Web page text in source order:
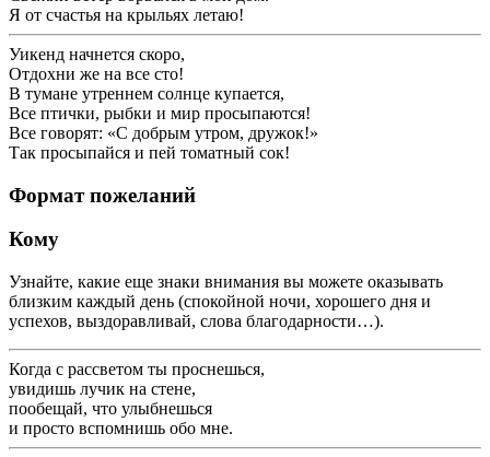
Я от счастья на крыльях летаю!
Уикенд начнется скоро,
Отдохни же на все сто!
В тумане утреннем солнце купается,
Все птички, рыбки и мир просыпаются!
Все говорят: «С добрым утром, дружок!»
Так просыпайся и пей томатный сок!
Формат пожеланий
Кому
Узнайте, какие еще знаки внимания вы можете оказывать
близким каждый день (спокойной ночи, хорошего дня и
успехов, выздоравливай, слова благодарности…).
Когда с рассветом ты проснешься,
увидишь лучик на стене,
пообещай, что улыбнешься
и просто вспомнишь обо мне.